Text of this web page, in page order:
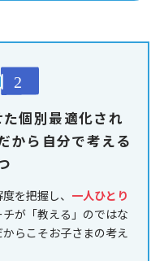
個別最適化され
から自分で考える
を把握し、 一人ひとり
チが「教える」のではな
らこそお子さまの考え